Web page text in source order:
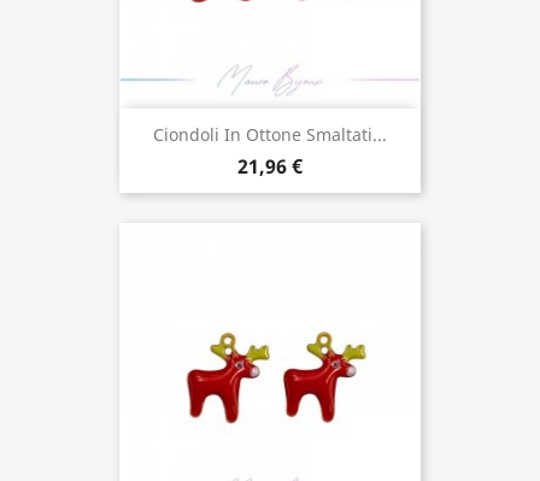
Ciondoli In Ottone Smaltati...
21,96 €